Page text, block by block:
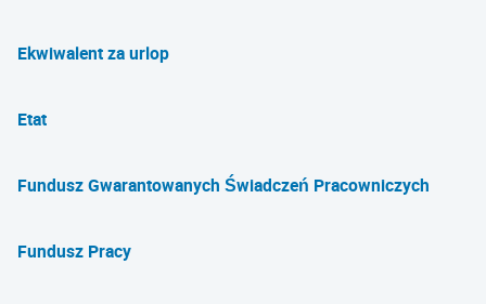
Ekwiwalent za urlop
Etat
Fundusz Gwarantowanych Świadczeń Pracowniczych
Fundusz Pracy